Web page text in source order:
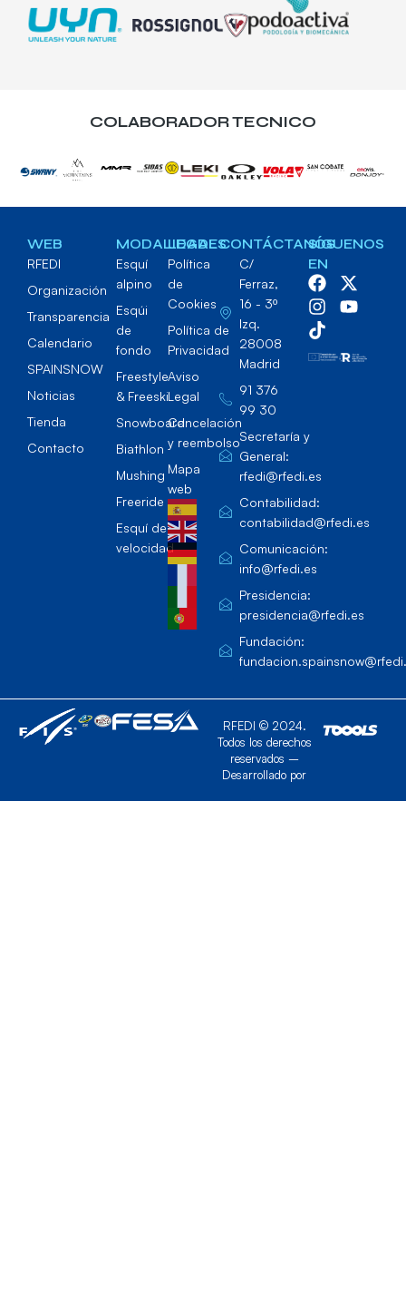
COLABORADOR TECNICO
WEB
RFEDI
Organización
Transparencia
Calendario
SPAINSNOW
Noticias
Tienda
Contacto
MODALIDADES
Esquí
alpino
Esqúi
de
fondo
Freestyle
& Freeski
Snowboard
Biathlon
Mushing
Freeride
Esquí de
velocidad
LEGAL
Política
de
Cookies
Política de
Privacidad
Aviso
Legal
Cancelación
y reembolso
Mapa
web
CONTÁCTANOS
C/
Ferraz,
16 - 3º
Izq.
28008
Madrid
91 376
99 30
Secretaría y
General:
rfedi@rfedi.es
Contabilidad:
contabilidad@rfedi.es
Comunicación:
info@rfedi.es
Presidencia:
presidencia@rfedi.es
Fundación:
SÍGUENOS
EN
RFEDI © 2024.
Todos los derechos
reservados –
Desarrollado por